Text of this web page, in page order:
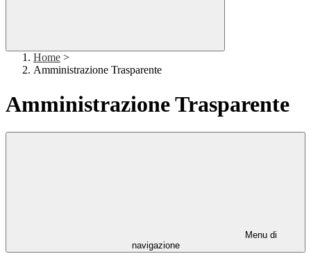
Home >
Amministrazione Trasparente
Amministrazione Trasparente
Menu di
navigazione